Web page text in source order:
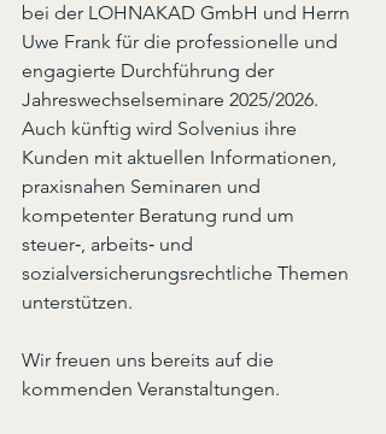
bei der LOHNAKAD GmbH und Herrn
Uwe Frank für die professionelle und
engagierte Durchführung der
Jahreswechselseminare 2025/2026.
Auch künftig wird Solvenius ihre
Kunden mit aktuellen Informationen,
praxisnahen Seminaren und
kompetenter Beratung rund um
steuer‑, arbeits‑ und
sozialversicherungsrechtliche Themen
unterstützen.
Wir freuen uns bereits auf die
kommenden Veranstaltungen.